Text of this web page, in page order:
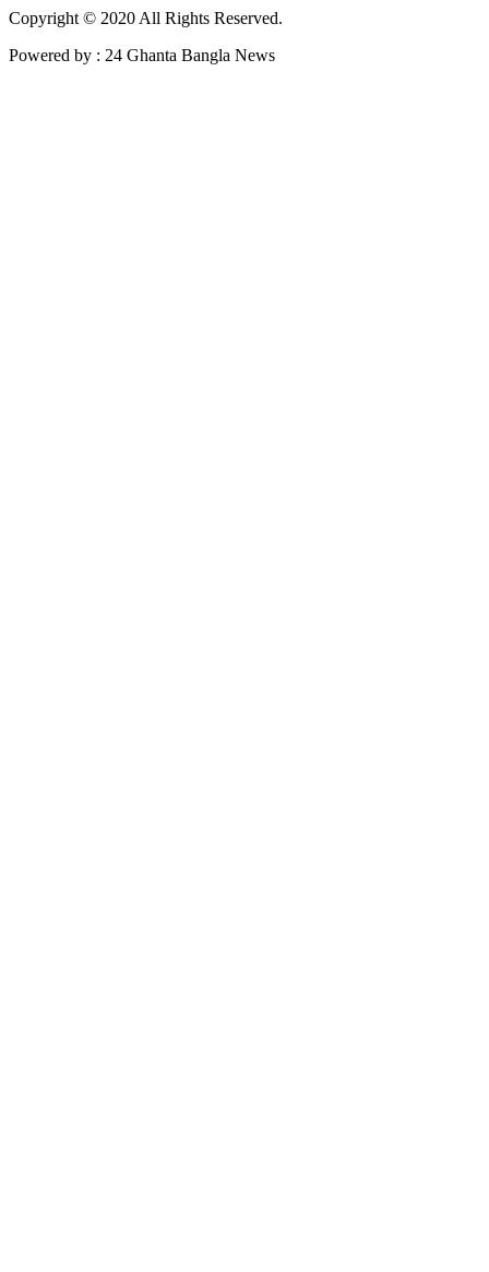
Copyright © 2020 All Rights Reserved.
Powered by : 24 Ghanta Bangla News